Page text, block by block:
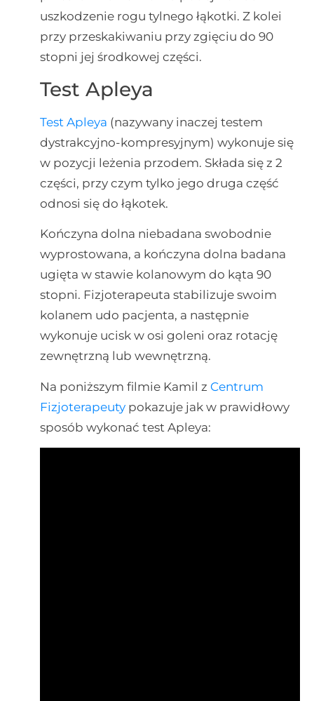
uszkodzenie rogu tylnego łąkotki. Z kolei
przy przeskakiwaniu przy zgięciu do 90
stopni jej środkowej części.
Test Apleya
Test Apleya (nazywany inaczej testem
dystrakcyjno-kompresyjnym) wykonuje się
w pozycji leżenia przodem. Składa się z 2
części, przy czym tylko jego druga część
odnosi się do łąkotek.
Kończyna dolna niebadana swobodnie
wyprostowana, a kończyna dolna badana
ugięta w stawie kolanowym do kąta 90
stopni. Fizjoterapeuta stabilizuje swoim
kolanem udo pacjenta, a następnie
wykonuje ucisk w osi goleni oraz rotację
zewnętrzną lub wewnętrzną.
Na poniższym filmie Kamil z Centrum
Fizjoterapeutypokazuje jak w prawidłowy
sposób wykonać test Apleya: